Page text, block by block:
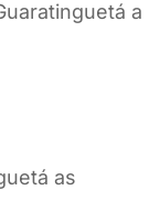
a
as